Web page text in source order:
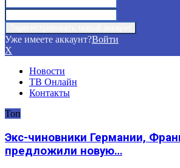
Уже имеете аккаунт?Войти
X
Новости
ТВ Онлайн
Контакты
Топ
Экс-чиновники Германии,
предложили новую…